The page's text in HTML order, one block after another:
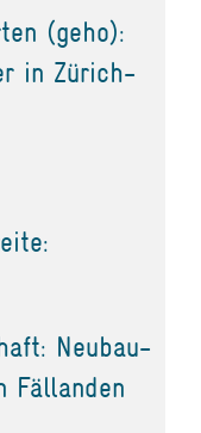
(geho):
in Zürich-
Neubau-
Fällanden